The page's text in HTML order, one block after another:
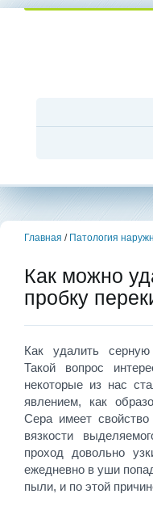
Главная / Патология
Как можно
пробку
Как удалить
Такой вопрос
некоторые из нас
явлением, как
Сера имеет
вязкости
проход довольно
ежедневно в уши
пыли, и по этой